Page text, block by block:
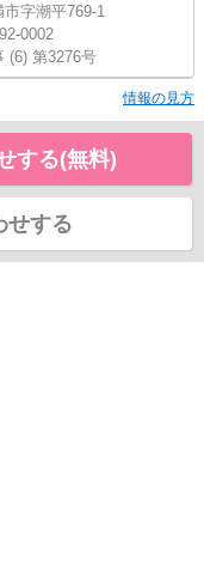
字潮平769-1
0002
(6) 第3276号
情報の見方
する(無料)
せする